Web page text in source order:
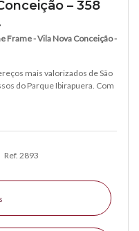
– 358
Frame - Vila Nova Conceição -
mais valorizados de São
do Parque Ibirapuera. Com
Ref. 2893